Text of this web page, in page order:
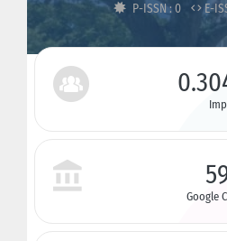
P-ISSN : 0
E-
Google